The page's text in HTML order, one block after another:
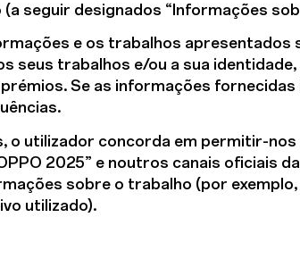
seguir designados “Informações
e os trabalhos apresentados
seus trabalhos e/ou a sua
Se as informações
o utilizador concorda em permitir-
2025” e noutros canais oficiais
sobre o trabalho (por
utilizado).